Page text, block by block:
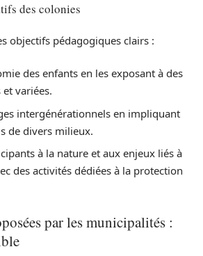
des colonies
objectifs pédagogiques clairs :
des enfants en les exposant à des
variées.
intergénérationnels en impliquant
de divers milieux.
à la nature et aux enjeux liés à
des activités dédiées à la protection
par les municipalités :